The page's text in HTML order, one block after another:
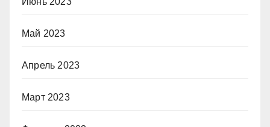
Май 2023
Апрель 2023
Март 2023